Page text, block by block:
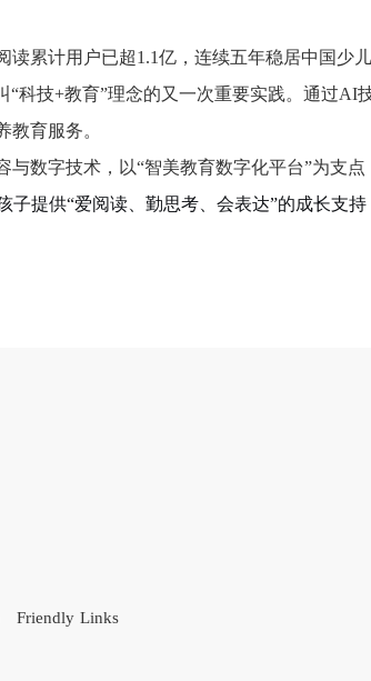
读累计用户已超1.1亿，连续五年稳居中国少
“科技+教育”理念的又一次重要实践。通过AI
育服务。
与数字技术，以“智美教育数字化平台”为支
子提供“爱阅读、勤思考、会表达”的成长支
Friendly Links